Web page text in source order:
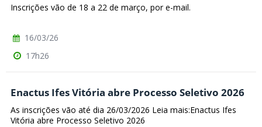
Inscrições vão de 18 a 22 de março, por e-mail.
16/03/26
17h26
Enactus Ifes Vitória abre Processo Seletivo 2026
As inscrições vão até dia 26/03/2026 Leia mais:Enactus Ifes
Vitória abre Processo Seletivo 2026